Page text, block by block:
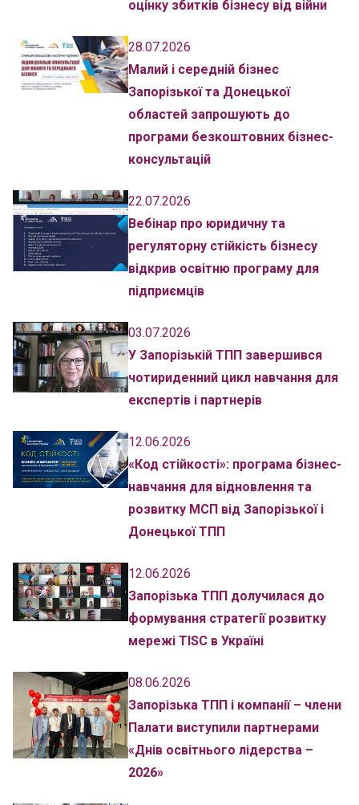
оцінку збитків бізнесу від війни
28.07.2026
Малий і середній бізнес
Запорізької та Донецької
областей запрошують до
програми безкоштовних бізнес-
консультацій
22.07.2026
Вебінар про юридичну та
регуляторну стійкість бізнесу
відкрив освітню програму для
підприємців
03.07.2026
У Запорізькій ТПП завершився
чотириденний цикл навчання для
експертів і партнерів
12.06.2026
«Код стійкості»: програма бізнес-
навчання для відновлення та
розвитку МСП від Запорізької і
Донецької ТПП
12.06.2026
Запорізька ТПП долучилася до
формування стратегії розвитку
мережі TISC в Україні
08.06.2026
Запорізька ТПП і компанії – члени
Палати виступили партнерами
«Днів освітнього лідерства –
2026»